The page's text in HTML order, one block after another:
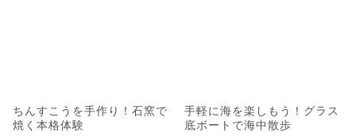
ちんすこうを手作り！石窯で
焼く本格体験
手軽に海を楽しもう！グラス
底ボートで海中散歩